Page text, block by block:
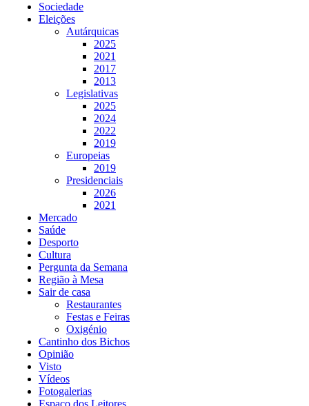
Sociedade
Eleições
Autárquicas
2025
2021
2017
2013
Legislativas
2025
2024
2022
2019
Europeias
2019
Presidenciais
2026
2021
Mercado
Saúde
Desporto
Cultura
Pergunta da Semana
Região à Mesa
Sair de casa
Restaurantes
Festas e Feiras
Oxigénio
Cantinho dos Bichos
Opinião
Visto
Vídeos
Fotogalerias
Espaço dos Leitores